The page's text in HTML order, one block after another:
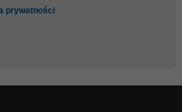
prywatności